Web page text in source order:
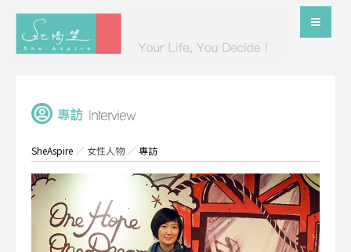
SheAspire ／ 女性人物／專訪